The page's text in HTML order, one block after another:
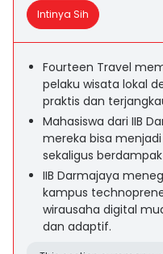
Intinya Sih
Fourteen Travel
pelaku wisata lokal
praktis dan
Mahasiswa dari IIB
mereka bisa
sekaligus berdampak
IIB Darmajaya
kampus
wirausaha digital
dan adaptif.